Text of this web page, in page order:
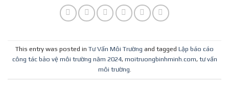
This entry was posted in Tư Vấn Môi Trường and tagged Lập báo cáo
công tác bảo vệ môi trường năm 2024, moitruongbinhminh.com, tư vấn
môi trường.